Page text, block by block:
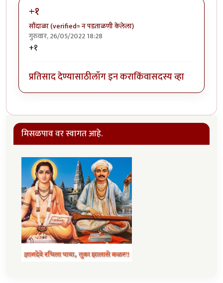
+१
सौंदाळा (verified= न पडताळणी केलेला)
गुरुवार, 26/05/2022 18:28
+१
प्रतिसाद देण्यासाठीलॉग इन कराकिंवासदस्य व्हा
मिसळपाव वर स्वागत आहे.